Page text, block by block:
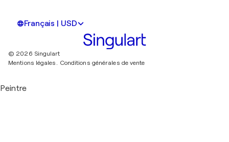
Français | USD
© 2026 Singulart
Mentions légales.
Conditions générales de vente
Peintre